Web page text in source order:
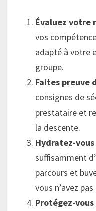
Évaluez votre
vos
adapté à votre
groupe.
Faites preuve
consignes de
prestataire et
la descente.
Hydratez-
suffisamment
parcours et
vous n’avez
Protégez-